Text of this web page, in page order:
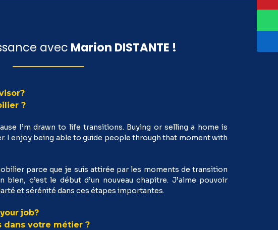
avec Marion DISTANTE !
?
I’m drawn to life transitions. Buying or selling a home is
I enjoy being able to guide people through that moment with
parce que je suis attirée par les moments de transition
bien, c’est le début d’un nouveau chapitre. J’aime pouvoir
et sérénité dans ces étapes importantes.
job?
dans votre métier ?